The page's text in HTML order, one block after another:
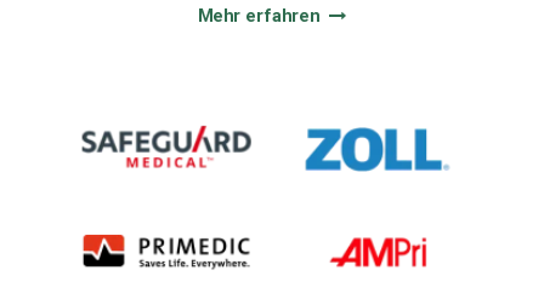
Mehr erfahren